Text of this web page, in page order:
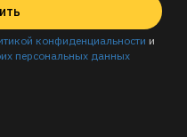
конфиденциальности и
персональных данных